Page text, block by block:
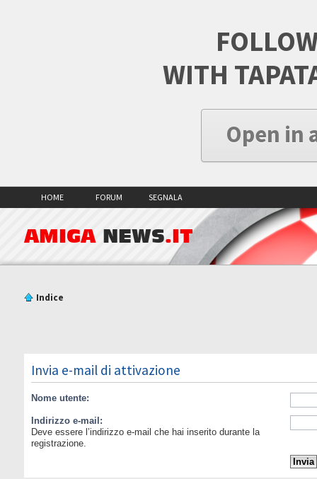
WITH
Open in
HOME FORUM SEGNALA
AMIGA NEWS.IT
Indice
Invia e-mail di attivazione
Nome utente:
Indirizzo e-mail:
Deve essere l’indirizzo e-mail che hai inserito durante la
registrazione.